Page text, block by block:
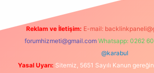
Reklam ve İletişim: E-mail:
forumhizmeti@gmail.com Whatsapp: 0262
@karabul
Yasal Uyarı: Sitemiz, 5651 Sayılı Kanun